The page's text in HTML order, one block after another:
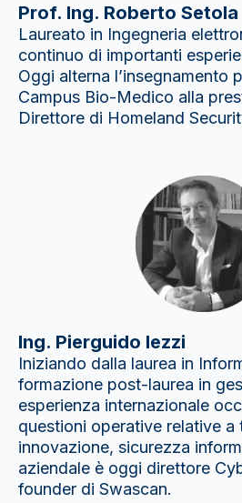
Prof. Ing. Roberto Setola
Laureato in Ingegneria
continuo di importanti
Oggi alterna l’insegnamento
Campus Bio-Medico alla
Direttore di Homeland
Ing. Pierguido Iezzi
Iniziando dalla laurea in
formazione post-laurea in
esperienza internazionale
questioni operative relative a
innovazione, sicurezza
aziendale è oggi direttore
founder di Swascan.